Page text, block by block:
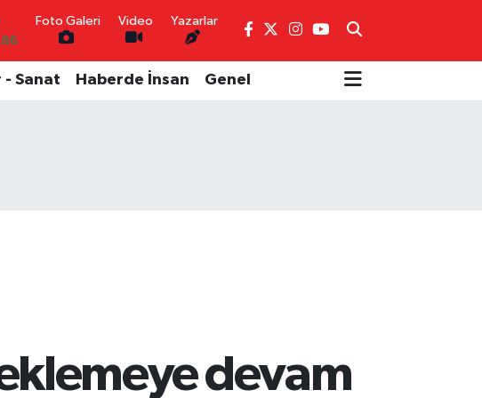
Foto Galeri Video Yazarlar
- Sanat Haberde İnsan Genel
devam